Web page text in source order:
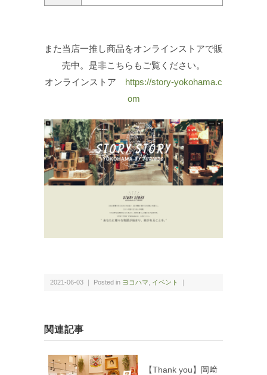
また当店一推し商品をオンラインストアで販
売中。是非こちらもご覧ください。
オンラインストア https://story-yokohama.c
om
2021-06-03 ｜ Posted in ヨコハマ, イベント
関連記事
【Thank you】岡﨑